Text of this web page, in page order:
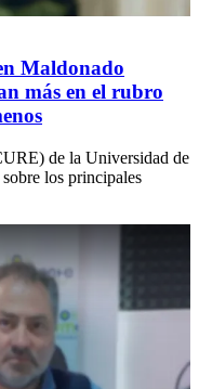
Maldonado
más en el rubro
de la Universidad de
los principales
Artola: “Traiciones” en